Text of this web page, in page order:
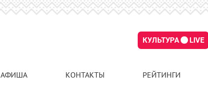
КУЛЬТУРА LIVE
АФИША КОНТАКТЫ РЕЙТИНГИ